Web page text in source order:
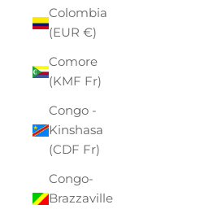
Colombia
(EUR €)
Comore
(KMF Fr)
Congo -
Kinshasa
(CDF Fr)
Congo-
Brazzaville